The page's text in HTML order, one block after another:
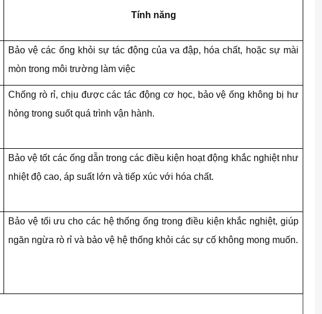
Tính năng
Bảo vệ các ống khỏi sự tác động của va đập, hóa chất, hoặc sự mài
mòn trong môi trường làm việc
Chống rò rỉ, chịu được các tác động cơ học, bảo vệ ống không bị hư
hỏng trong suốt quá trình vận hành.
Bảo vệ tốt các ống dẫn trong các điều kiện hoạt động khắc nghiệt như
nhiệt độ cao, áp suất lớn và tiếp xúc với hóa chất.
Bảo vệ tối ưu cho các hệ thống ống trong điều kiện khắc nghiệt, giúp
ngăn ngừa rò rỉ và bảo vệ hệ thống khỏi các sự cố không mong muốn.